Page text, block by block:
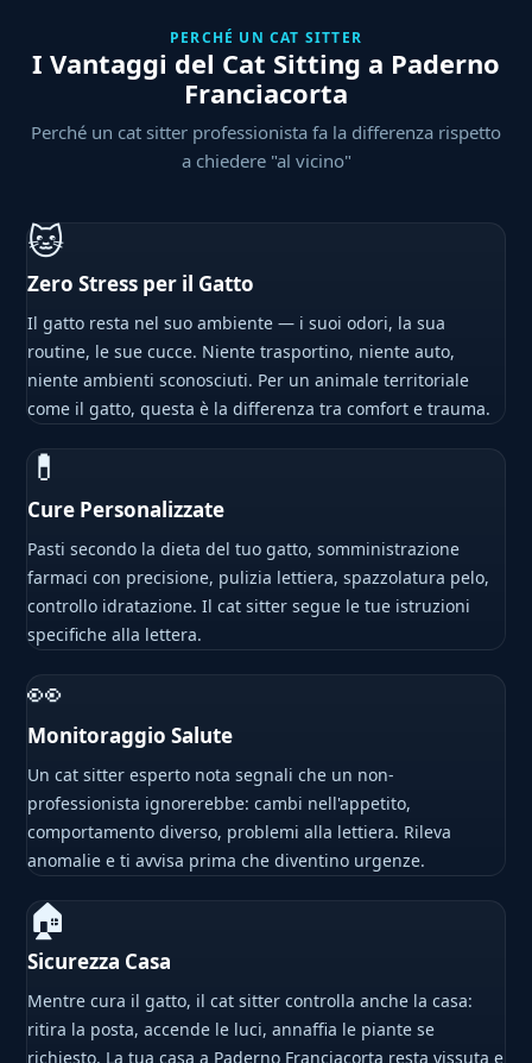
PERCHÉ UN CAT SITTER
I Vantaggi del Cat Sitting a Paderno
Franciacorta
Perché un cat sitter professionista fa la differenza rispetto
a chiedere "al vicino"
🐱
Zero Stress per il Gatto
Il gatto resta nel suo ambiente — i suoi odori, la sua
routine, le sue cucce. Niente trasportino, niente auto,
niente ambienti sconosciuti. Per un animale territoriale
come il gatto, questa è la differenza tra comfort e trauma.
💊
Cure Personalizzate
Pasti secondo la dieta del tuo gatto, somministrazione
farmaci con precisione, pulizia lettiera, spazzolatura pelo,
controllo idratazione. Il cat sitter segue le tue istruzioni
specifiche alla lettera.
👀
Monitoraggio Salute
Un cat sitter esperto nota segnali che un non-
professionista ignorerebbe: cambi nell'appetito,
comportamento diverso, problemi alla lettiera. Rileva
anomalie e ti avvisa prima che diventino urgenze.
🏠
Sicurezza Casa
Mentre cura il gatto, il cat sitter controlla anche la casa:
ritira la posta, accende le luci, annaffia le piante se
richiesto. La tua casa a Paderno Franciacorta resta vissuta e